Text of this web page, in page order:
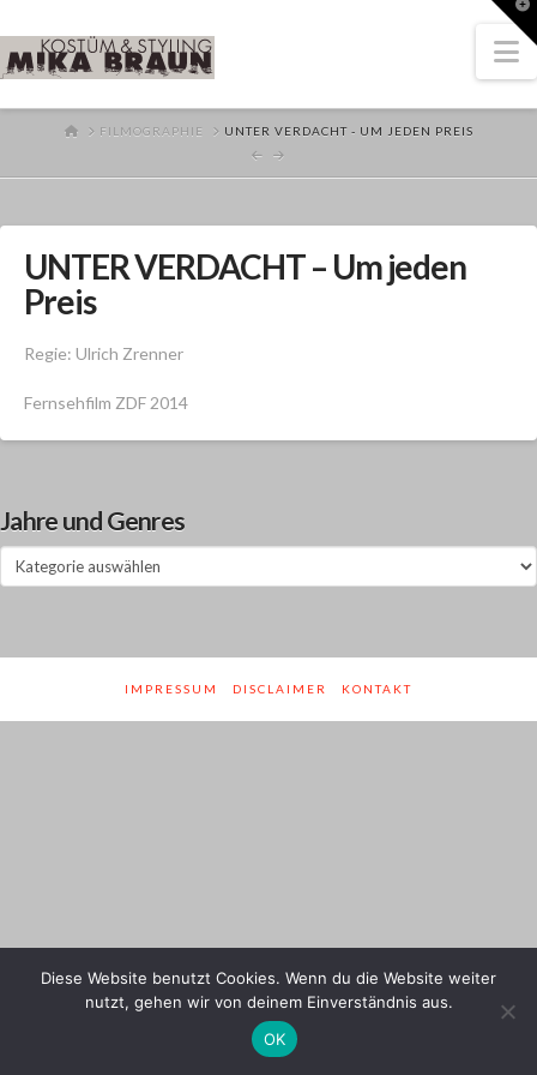
HOMEFILMOGRAPHIE UNTER VERDACHT - UM JEDEN PREIS
UNTER VERDACHT – Um jeden
Preis
Regie: Ulrich Zrenner
Fernsehfilm ZDF 2014
Jahre und Genres
Jahre
und
IMPRESSUM DISCLAIMER KONTAKT
Diese Website benutzt Cookies. Wenn du die Website weiter
nutzt, gehen wir von deinem Einverständnis aus.
OK